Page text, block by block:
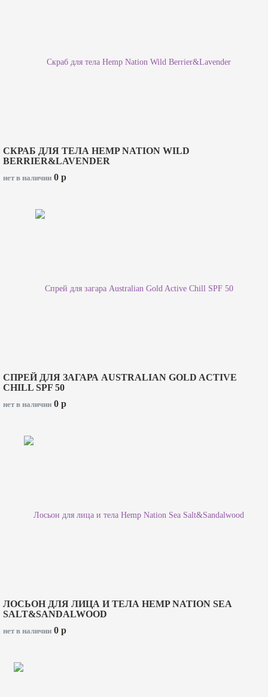
СКРАБ ДЛЯ ТЕЛА HEMP NATION WILD
BERRIER&LAVENDER
нет в наличии 0 p
СПРЕЙ ДЛЯ ЗАГАРА AUSTRALIAN GOLD ACTIVE
CHILL SPF 50
нет в наличии 0 p
ЛОСЬОН ДЛЯ ЛИЦА И ТЕЛА HEMP NATION SEA
SALT&SANDALWOOD
нет в наличии 0 p